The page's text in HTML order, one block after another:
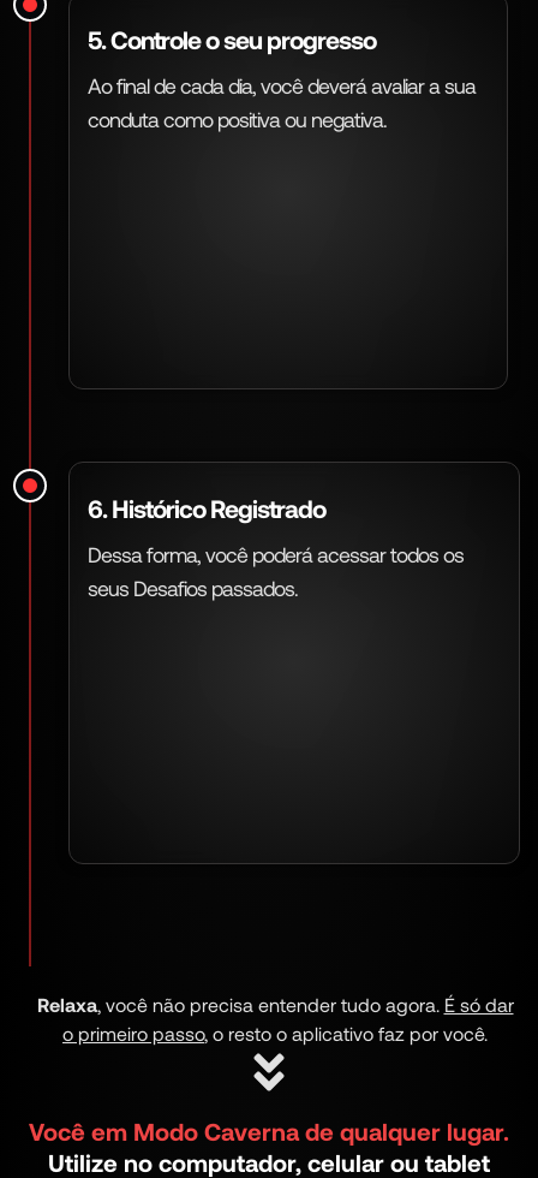
5. Controle o seu progresso
Ao final de cada dia, você deverá avaliar a sua
conduta como positiva ou negativa.
6. Histórico Registrado
Dessa forma, você poderá acessar todos os
seus Desafios passados.
Relaxa, você não precisa entender tudo agora. É só dar
o primeiro passo, o resto o aplicativo faz por você.
Você em Modo Caverna de qualquer lugar.
Utilize no computador, celular ou tablet